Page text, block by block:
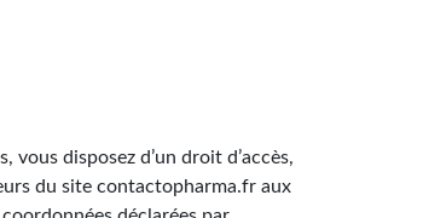
disposez d’un droit d’accès,
du site contactopharma.fr aux